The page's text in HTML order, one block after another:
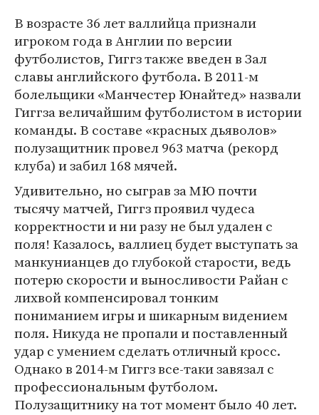
В возрасте 36 лет валлийца признали
игроком года в Англии по версии
футболистов, Гиггз также введен в Зал
славы английского футбола. В 2011-м
болельщики «Манчестер Юнайтед» назвали
Гиггза величайшим футболистом в истории
команды. В составе «красных дьяволов»
полузащитник провел 963 матча (рекорд
клуба) и забил 168 мячей.
Удивительно, но сыграв за МЮ почти
тысячу матчей, Гиггз проявил чудеса
корректности и ни разу не был удален с
поля! Казалось, валлиец будет выступать за
манкунианцев до глубокой старости, ведь
потерю скорости и выносливости Райан с
лихвой компенсировал тонким
пониманием игры и шикарным видением
поля. Никуда не пропали и поставленный
удар с умением сделать отличный кросс.
Однако в 2014-м Гиггз все-таки завязал с
профессиональным футболом.
Полузащитнику на тот момент было 40 лет.